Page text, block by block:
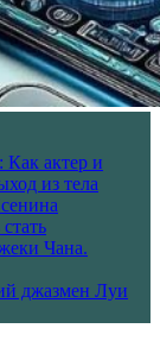
Как актер и
из тела
Чана.
джазмен Луи